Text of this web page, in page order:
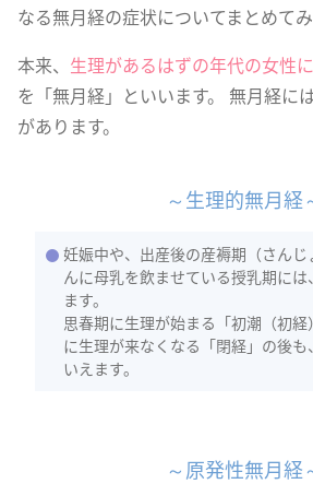
なる無月経の症状についてまとめてみ
本来、 生理があるはずの年代の女性
を「無月経」といいます。 無月経に
があります。
～生理的無月経
妊娠中や、出産後の産褥期（さんじ
んに母乳を飲ませている授乳期には
ます。
思春期に生理が始まる「初潮（初
に生理が来なくなる「閉経」の後も
いえます。
～原発性無月経